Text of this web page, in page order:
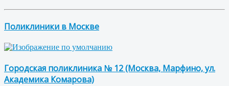
Поликлиники в Москве
Городская поликлиника № 12 (Москва, Марфино, ул.
Академика Комарова)